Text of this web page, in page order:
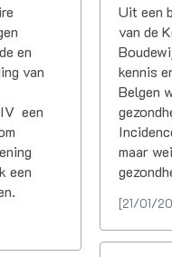
en
van
een
een
Uit een
van de
kennis
Belgen
maar
[21/01/